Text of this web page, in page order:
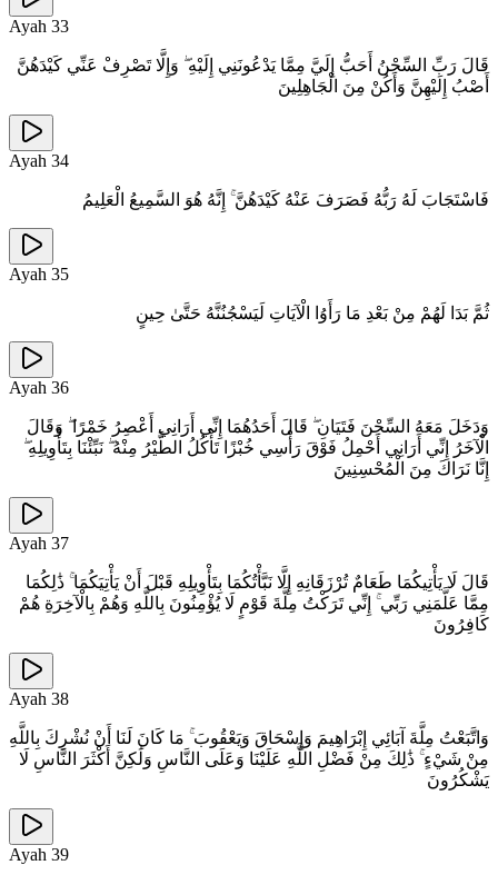
Ayah 33
قَالَ رَبِّ السِّجْنُ أَحَبُّ إِلَيَّ مِمَّا يَدْعُونَنِي إِلَيْهِ ۖ وَإِلَّا تَصْرِفْ عَنِّي كَيْدَهُنَّ
أَصْبُ إِلَيْهِنَّ وَأَكُنْ مِنَ الْجَاهِلِينَ
Ayah 34
فَاسْتَجَابَ لَهُ رَبُّهُ فَصَرَفَ عَنْهُ كَيْدَهُنَّ ۚ إِنَّهُ هُوَ السَّمِيعُ الْعَلِيمُ
Ayah 35
ثُمَّ بَدَا لَهُمْ مِنْ بَعْدِ مَا رَأَوُا الْآيَاتِ لَيَسْجُنُنَّهُ حَتَّىٰ حِينٍ
Ayah 36
وَدَخَلَ مَعَهُ السِّجْنَ فَتَيَانِ ۖ قَالَ أَحَدُهُمَا إِنِّي أَرَانِي أَعْصِرُ خَمْرًا ۖ وَقَالَ
الْآخَرُ إِنِّي أَرَانِي أَحْمِلُ فَوْقَ رَأْسِي خُبْزًا تَأْكُلُ الطَّيْرُ مِنْهُ ۖ نَبِّئْنَا بِتَأْوِيلِهِ ۖ
إِنَّا نَرَاكَ مِنَ الْمُحْسِنِينَ
Ayah 37
قَالَ لَا يَأْتِيكُمَا طَعَامٌ تُرْزَقَانِهِ إِلَّا نَبَّأْتُكُمَا بِتَأْوِيلِهِ قَبْلَ أَنْ يَأْتِيَكُمَا ۚ ذَٰلِكُمَا
مِمَّا عَلَّمَنِي رَبِّي ۚ إِنِّي تَرَكْتُ مِلَّةَ قَوْمٍ لَا يُؤْمِنُونَ بِاللَّهِ وَهُمْ بِالْآخِرَةِ هُمْ
كَافِرُونَ
Ayah 38
وَاتَّبَعْتُ مِلَّةَ آبَائِي إِبْرَاهِيمَ وَإِسْحَاقَ وَيَعْقُوبَ ۚ مَا كَانَ لَنَا أَنْ نُشْرِكَ بِاللَّهِ
مِنْ شَيْءٍ ۚ ذَٰلِكَ مِنْ فَضْلِ اللَّهِ عَلَيْنَا وَعَلَى النَّاسِ وَلَٰكِنَّ أَكْثَرَ النَّاسِ لَا
يَشْكُرُونَ
Ayah 39